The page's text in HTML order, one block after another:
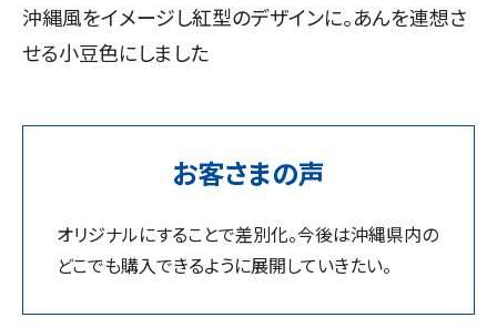
沖縄風をイメージし紅型のデザインに。あんを連想さ
せる小豆色にしました
お客さまの声
オリジナルにすることで差別化。今後は沖縄県内の
どこでも購入できるように展開していきたい。